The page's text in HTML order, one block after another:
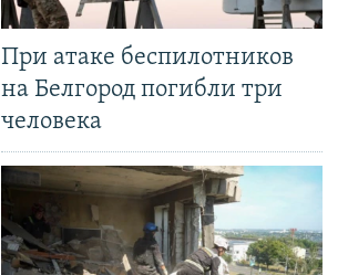
При атаке беспилотников
на Белгород погибли три
человека